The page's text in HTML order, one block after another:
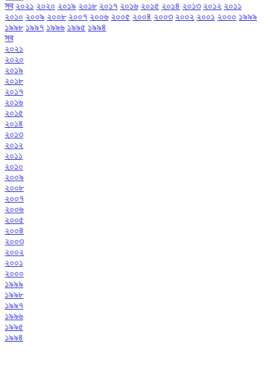
সব ২০২১ ২০২০ ২০১৯ ২০১৮ ২০১৭ ২০১৬ ২০১৫ ২০১৪ ২০১৩ ২০১২ ২০১১
২০১০ ২০০৯ ২০০৮ ২০০৭ ২০০৬ ২০০৫ ২০০৪ ২০০৩ ২০০২ ২০০১ ২০০০ ১৯৯৯
১৯৯৮ ১৯৯৭ ১৯৯৬ ১৯৯৫ ১৯৯৪
সব
২০২১
২০২০
২০১৯
২০১৮
২০১৭
২০১৬
২০১৫
২০১৪
২০১৩
২০১২
২০১১
২০১০
২০০৯
২০০৮
২০০৭
২০০৬
২০০৫
২০০৪
২০০৩
২০০২
২০০১
২০০০
১৯৯৯
১৯৯৮
১৯৯৭
১৯৯৬
১৯৯৫
১৯৯৪